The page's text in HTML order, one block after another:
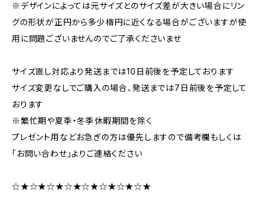
※デザインによっては元サイズとのサイズ差が大きい場合にリン
グの形状が正円から多少楕円に近くなる場合がございますが使
用に問題ございませんのでご了承くださいませ
サイズ直し対応より発送までは10日前後を予定しております
サイズ変更なしでご購入の場合、発送までは7日前後を予定して
おります
※繁忙期や夏季・冬季休暇期間を除く
プレゼント用などお急ぎの方は優先しますので備考欄もしくは
「お問い合わせ」よりご連絡ください
☆★☆★☆★☆★☆★☆★☆★☆★